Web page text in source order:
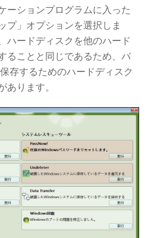
ーションプログラムに入った
プ」オプションを選択しま
ハードディスクを他のハード
ることと同じであるため、バ
存するためのハードディスク
あります。